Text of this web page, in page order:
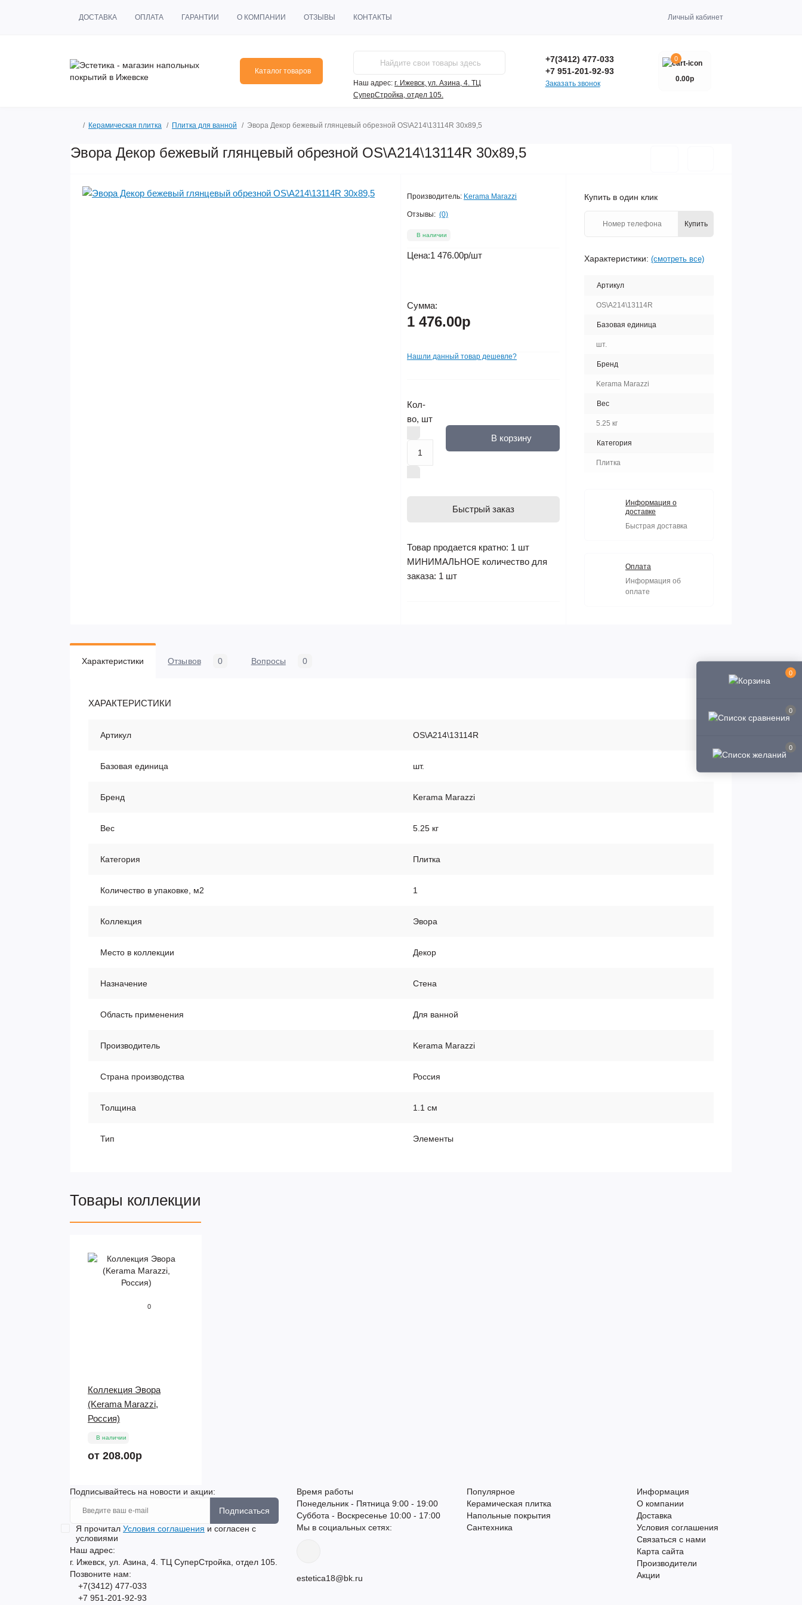
0
0
0
ДОСТАВКА ОПЛАТА ГАРАНТИИ О КОМПАНИИ ОТЗЫВЫ КОНТАКТЫ Личный кабинет
Каталог товаров
Наш адрес: г. Ижевск, ул. Азина, 4. ТЦ
СуперСтройка, отдел 105.
+7(3412) 477-033
+7 951-201-92-93
Заказать звонок
0
0.00р
Керамическая плитка Плитка для ванной Эвора Декор бежевый глянцевый обрезной OS\A214\13114R 30х89,5
Эвора Декор бежевый глянцевый обрезной OS\A214\13114R 30х89,5
Производитель: Kerama Marazzi
Отзывы: (0)
В наличии
Цена:1 476.00р/шт
Сумма:
1 476.00р
Нашли данный товар дешевле?
Кол-
во, шт
В корзину
Быстрый заказ
Товар продается кратно: 1 шт
МИНИМАЛЬНОЕ количество для
заказа: 1 шт
Купить в один клик
Купить
Характеристики: (смотреть все)
Артикул
OS\A214\13114R
Базовая единица
шт.
Бренд
Kerama Marazzi
Вес
5.25 кг
Категория
Плитка
Информация о
доставке
Быстрая доставка
Оплата
Информация об
оплате
Характеристики Отзывов 0 Вопросы 0
ХАРАКТЕРИСТИКИ
Артикул OS\A214\13114R
Базовая единица шт.
Бренд Kerama Marazzi
Вес 5.25 кг
Категория Плитка
Количество в упаковке, м2 1
Коллекция Эвора
Место в коллекции Декор
Назначение Стена
Область применения Для ванной
Производитель Kerama Marazzi
Страна производства Россия
Толщина 1.1 см
Тип Элементы
Товары коллекции
0
Коллекция Эвора
(Kerama Marazzi,
Россия)
В наличии
от 208.00р
Подписывайтесь на новости и акции:
Подписаться
Я прочитал Условия соглашения и согласен с
условиями
Наш адрес:
г. Ижевск, ул. Азина, 4. ТЦ СуперСтройка, отдел 105.
Позвоните нам:
+7(3412) 477-033
+7 951-201-92-93
Время работы
Понедельник - Пятница 9:00 - 19:00
Суббота - Воскресенье 10:00 - 17:00
Мы в социальных сетях:
estetica18@bk.ru
Популярное
Керамическая плитка
Напольные покрытия
Сантехника
Информация
О компании
Доставка
Условия соглашения
Связаться с нами
Карта сайта
Производители
Акции